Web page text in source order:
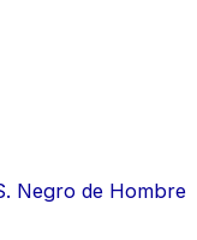
Negro de Hombre